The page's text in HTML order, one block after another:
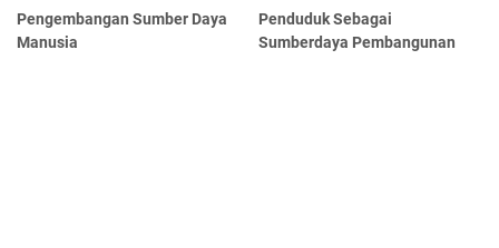
Pengembangan Sumber Daya
Manusia
Penduduk Sebagai
Sumberdaya Pembangunan